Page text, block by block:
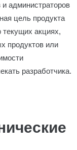
администраторов
цель продукта
акциях,
продуктов или
разработчика.